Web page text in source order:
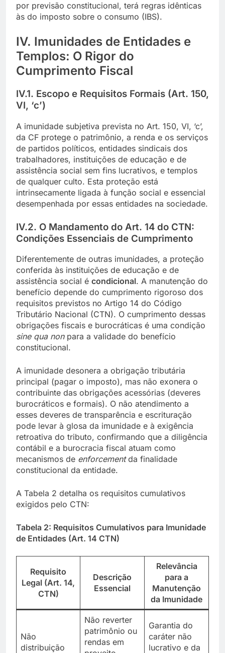
por previsão constitucional, terá regras idênticas
às do imposto sobre o consumo (IBS).
IV. Imunidades de Entidades e
Templos: O Rigor do
Cumprimento Fiscal
IV.1. Escopo e Requisitos Formais (Art. 150,
VI, ‘c’)
A imunidade subjetiva prevista no Art. 150, VI, ‘c’,
da CF protege o patrimônio, a renda e os serviços
de partidos políticos, entidades sindicais dos
trabalhadores, instituições de educação e de
assistência social sem fins lucrativos, e templos
de qualquer culto. Esta proteção está
intrinsecamente ligada à função social e essencial
desempenhada por essas entidades na sociedade.
IV.2. O Mandamento do Art. 14 do CTN:
Condições Essenciais de Cumprimento
Diferentemente de outras imunidades, a proteção
conferida às instituições de educação e de
assistência social é condicional. A manutenção do
benefício depende do cumprimento rigoroso dos
requisitos previstos no Artigo 14 do Código
Tributário Nacional (CTN). O cumprimento dessas
obrigações fiscais e burocráticas é uma condição
sine qua nonpara a validade do benefício
constitucional.
A imunidade desonera a obrigação tributária
principal (pagar o imposto), mas não exonera o
contribuinte das obrigações acessórias (deveres
burocráticos e formais). O não atendimento a
esses deveres de transparência e escrituração
pode levar à glosa da imunidade e à exigência
retroativa do tributo, confirmando que a diligência
contábil e a burocracia fiscal atuam como
mecanismos de enforcementda finalidade
constitucional da entidade.
A Tabela 2 detalha os requisitos cumulativos
exigidos pelo CTN:
Tabela 2: Requisitos Cumulativos para Imunidade
de Entidades (Art. 14 CTN)
Requisito
Legal (Art. 14,
CTN)
Descrição
Essencial
Relevância
para a
Manutenção
da Imunidade
Não
distribuição
Não reverter
patrimônio ou
rendas em
Garantia do
caráter não
lucrativo e da